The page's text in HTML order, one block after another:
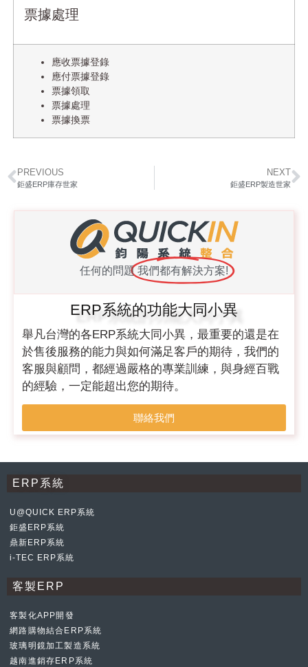
票據處理
應收票據登錄
應付票據登錄
票據領取
票據處理
票據換票
PREVIOUS
鉅盛ERP庫存世家
NEXT
鉅盛ERP製造世家
任何的問題 我們都有解決方案!
ERP系統的功能大同小異
舉凡台灣的各ERP系統大同小異，最重要的還是在
於售後服務的能力與如何滿足客戶的期待，我們的
客服與顧問，都經過嚴格的專業訓練，與身經百戰
的經驗，一定能超出您的期待。
聯絡我們
ERP系統
U@QUICK ERP系統
鉅盛ERP系統
鼎新ERP系統
i-TEC ERP系統
客製ERP
客製化APP開發
網路購物結合ERP系統
玻璃明鏡加工製造系統
越南進銷存ERP系統